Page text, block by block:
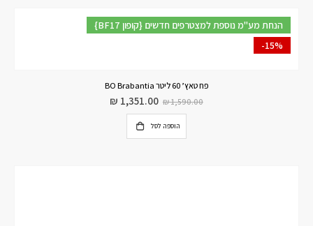
{BF17 קופון} הנחת מע"מ נוספת למצטרפים חדשים
-15%
פח טאץ’ 60 ליטר BO Brabantia
₪1,590.00
₪ 1,351.00
הוספה לסל